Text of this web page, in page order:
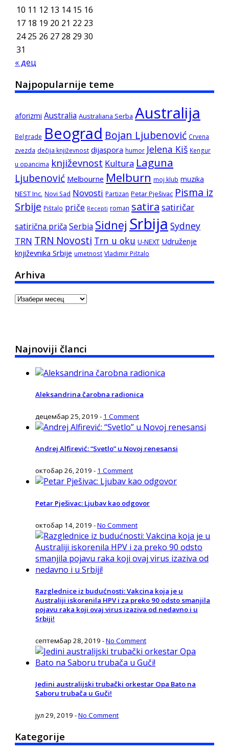
10 11 12 13 14 15 16
17 18 19 20 21 22 23
24 25 26 27 28 29 30
31
« дец
Najpopularnije teme
aforizmi Australia Australiana Serba Australija
Belgrade Beograd Bojan Ljubenović Crvena
zvezda dečija književnost dijaspora humor Jelena Kiš Kengur
u opancima književnost Kultura Laguna
Ljubenović Melbourne Melburn moj klub muzika
NEST Inc. Novi Sad Novosti Partizan Petar Pješivac Pisma iz
Srbije Pištalo priče Recepti roman satira satiričar
satirična priča Serbia Sidnej Srbija Sydney
TRN TRN Novosti Trn u oku U-NEXT Udruženje
književnika Srbije umetnost Vladimir Pištalo
Arhiva
Arhiva
Najnoviji članci
Aleksandrina čarobna radionica
децембар 25, 2019 - 1 Comment
Andrej Alfirević: “Svetlo” u Novoj renesansi
октобар 26, 2019 - 1 Comment
Petar Pješivac: Ljubav kao odgovor
октобар 14, 2019 -No Comment
Razglednice iz budućnosti: Vakcina koja je u
Australiji iskorenila HPV i za preko 90 odsto smanjila
pojavu raka koji ovaj virus izaziva od nedavno i u
Srbiji!
септембар 28, 2019 -No Comment
Jedini australijski trubački orkestar Opa Bato na
Saboru trubača u Guči!
јул 29, 2019 -No Comment
Kategorije